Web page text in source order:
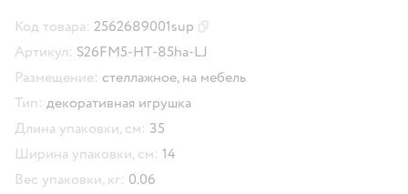
Код товара: 2562689001sup
Артикул: S26FM5-HT-85ha-LJ
Размещение: стеллажное, на мебель
Тип: декоративная игрушка
Длина упаковки, см: 35
Ширина упаковки, см: 14
Вес упаковки, кг: 0.06